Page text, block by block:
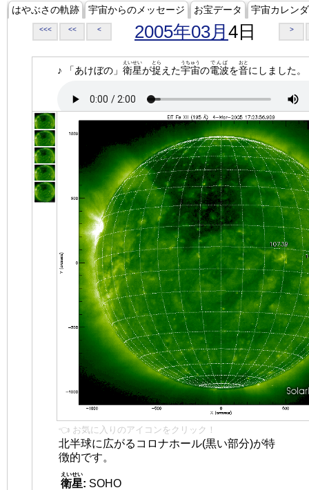
はやぶさの軌跡 宇宙からのメッセージ お宝データ 宇宙カレン
<<< << < 2005年03月 4日 >
♪ 「あけぼの」 衛星
えいせい
が捉
とら
えた宇宙
うちゅう
の電波
でんぱ
を音
おと
にしました。
👈 お気に入りのアイコンをクリック！
北半球に広がるコロナホール(黒い部分)が特
徴的です。
衛星
えいせい
: SOHO